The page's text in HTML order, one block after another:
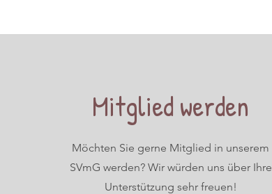
Mitglied werden
Möchten Sie gerne Mitglied in unserem
SVmG werden? Wir würden uns über Ihre
Unterstützung sehr freuen!